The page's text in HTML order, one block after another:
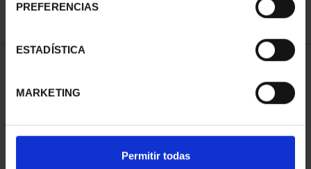
PREFERENCIAS
ESTADÍSTICA
MARKETING
Permitir todas
REFINAR